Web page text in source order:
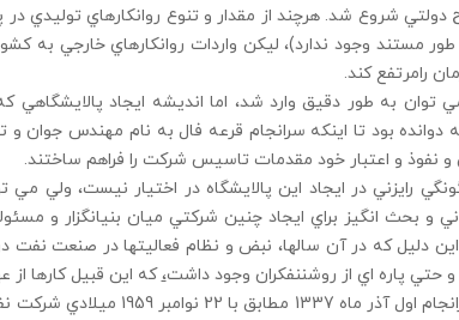
شروع شد. هرچند از مقدار و تنوع روانكارهاي توليدي
طور مستند وجود ندارد)، ليكن واردات روانكارهاي خارجي
رامرتفع كند.
توان به طور دقيق وارد شد، اما انديشه ايجاد
دوانده بود تا اينكه سرانجام قرعه فال به نام مهندس جوان
و نفوذ و اعتبار خود مقدمات تاسيس شركت را فراهم ساختند.
رايزني در ايجاد اين پالايشگاه در اختيار نيست،
و بحث انگيز براي ايجاد چنين شركتي ميان بنيانگزار و
دليل كه در آن سالها، نبض و نظام فعاليتها در صنعت نفت در
حتي پاره اي از روشننفكران وجود داشت،كه اين قبيل كارها
در چنين شرايطي سرانجام